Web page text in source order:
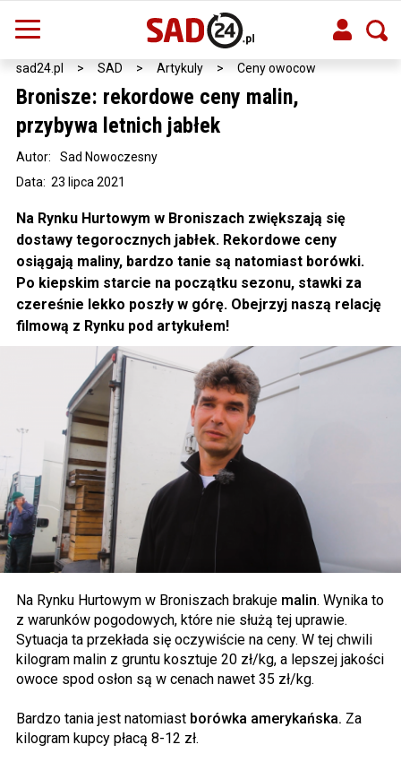
sad24.pl > SAD > Artykuly > Ceny owocow
Bronisze: rekordowe ceny malin,
przybywa letnich jabłek
Data: 23 lipca 2021
Autor: Sad Nowoczesny
Na Rynku Hurtowym w Broniszach zwiększają się
dostawy tegorocznych jabłek. Rekordowe ceny
osiągają maliny, bardzo tanie są natomiast borówki.
Po kiepskim starcie na początku sezonu, stawki za
czereśnie lekko poszły w górę. Obejrzyj naszą relację
filmową z Rynku pod artykułem!
Na Rynku Hurtowym w Broniszach brakuje malin. Wynika to
z warunków pogodowych, które nie służą tej uprawie.
Sytuacja ta przekłada się oczywiście na ceny. W tej chwili
kilogram malin z gruntu kosztuje 20 zł/kg, a lepszej jakości
owoce spod osłon są w cenach nawet 35 zł/kg.
Bardzo tania jest natomiast borówka amerykańska. Za
kilogram kupcy płacą 8-12 zł.